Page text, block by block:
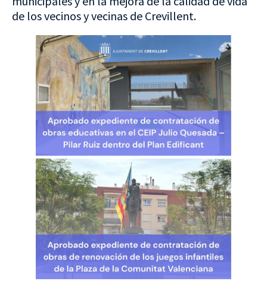
de los vecinos y vecinas de Crevillent.